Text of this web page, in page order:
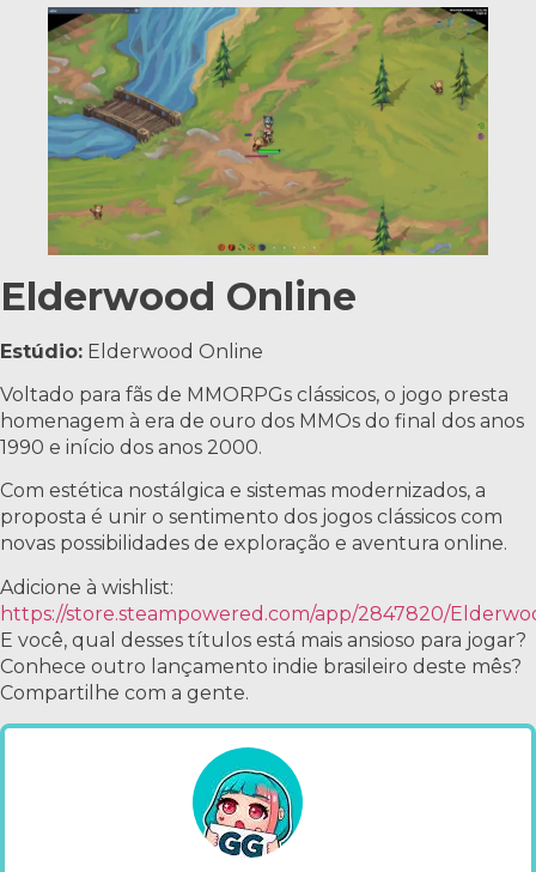
Elderwood Online
Estúdio: Elderwood Online
Voltado para fãs de MMORPGs clássicos, o jogo presta
homenagem à era de ouro dos MMOs do final dos anos
1990 e início dos anos 2000.
Com estética nostálgica e sistemas modernizados, a
proposta é unir o sentimento dos jogos clássicos com
novas possibilidades de exploração e aventura online.
Adicione à wishlist:
https://store.steampowered.com/app/2847820/
E você, qual desses títulos está mais ansioso para jogar?
Conhece outro lançamento indie brasileiro deste mês?
Compartilhe com a gente.